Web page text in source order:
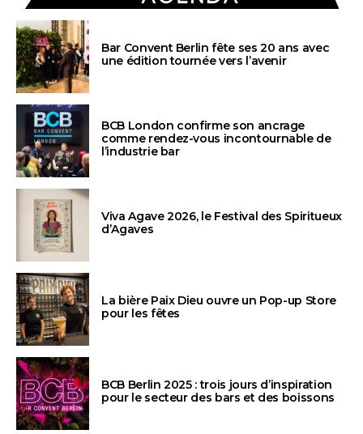
Bar Convent Berlin fête ses 20 ans avec
une édition tournée vers l’avenir
BCB London confirme son ancrage
comme rendez-vous incontournable de
l’industrie bar
Viva Agave 2026, le Festival des Spiritueux
d’Agaves
La bière Paix Dieu ouvre un Pop-up Store
pour les fêtes
BCB Berlin 2025 : trois jours d’inspiration
pour le secteur des bars et des boissons